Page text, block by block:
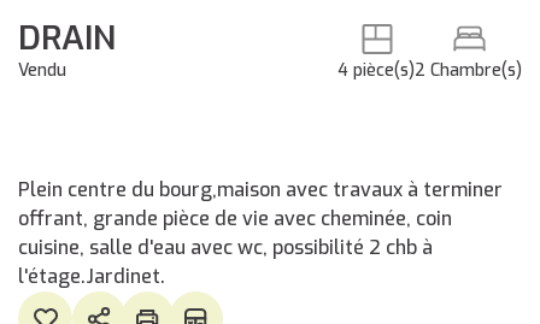
DRAIN
Vendu 4 pièce(s)2 Chambre(s)
Plein centre du bourg,maison avec travaux à terminer
offrant, grande pièce de vie avec cheminée, coin
cuisine, salle d'eau avec wc, possibilité 2 chb à
l'étage.Jardinet.